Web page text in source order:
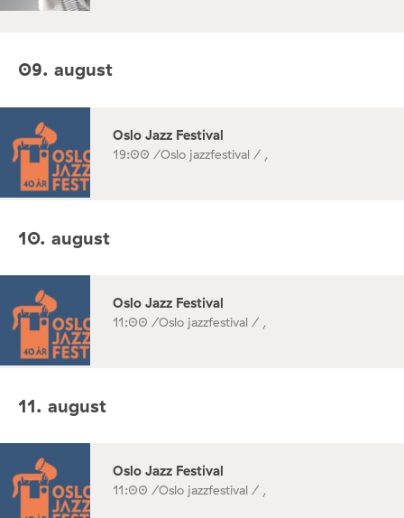
09. august
Oslo Jazz Festival
19:00 /Oslo jazzfestival / ,
10. august
Oslo Jazz Festival
11:00 /Oslo jazzfestival / ,
11. august
Oslo Jazz Festival
11:00 /Oslo jazzfestival / ,